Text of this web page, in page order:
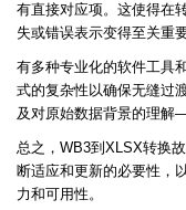
有直接对应项。这使得在
失或错误表示变得至关重要
有多种专业化的软件工具
式的复杂性以确保无缝过
及对原始数据背景的理解
总之，WB3到XLSX转换
断适应和更新的必要性，
力和可用性。